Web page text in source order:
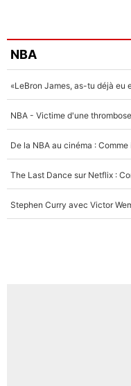
NBA